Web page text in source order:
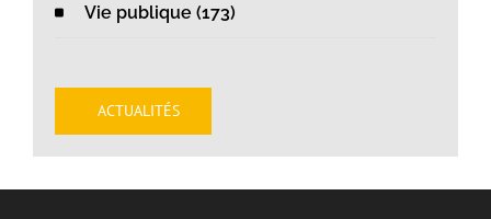
Vie publique (173)
ACTUALITÉS